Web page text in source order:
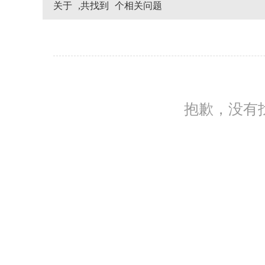
关于 ,共找到 个相关问题
抱歉，没有